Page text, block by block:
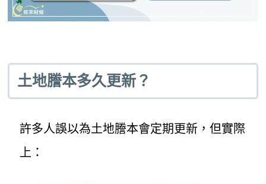
土地謄本多久更新？
許多人誤以為土地謄本會定期更新，但實際
上：